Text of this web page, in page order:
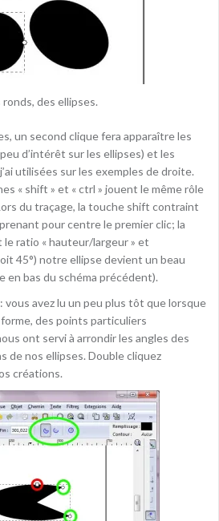
ronds, des ellipses.
un second clique fera apparaître les
d’intérêt sur les ellipses) et les
utilisées sur les exemples de droite.
« shift » et « ctrl » jouent le même rôle
du traçage, la touche shift contraint
pour centre le premier clic; la
ratio « hauteur/largeur » et
45°) notre ellipse devient un beau
en bas du schéma précédent).
vous avez lu un peu plus tôt que lorsque
des points particuliers
ont servi à arrondir les angles des
de nos ellipses. Double cliquez
créations.